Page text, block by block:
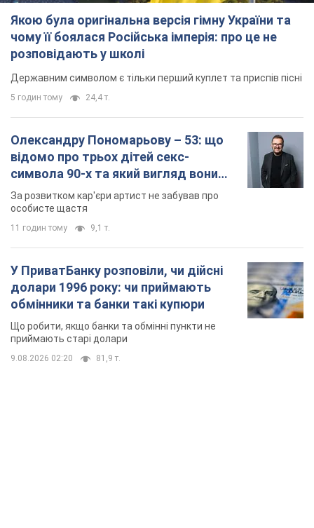
Якою була оригінальна версія гімну України та
чому її боялася Російська імперія: про це не
розповідають у школі
Державним символом є тільки перший куплет та приспів пісні
5 годин тому 24,4 т.
Олександру Пономарьову – 53: що
відомо про трьох дітей секс-
символа 90-х та який вигляд вони
мають
За розвитком кар'єри артист не забував про
особисте щастя
11 годин тому 9,1 т.
У ПриватБанку розповіли, чи дійсні
долари 1996 року: чи приймають
обмінники та банки такі купюри
Що робити, якщо банки та обмінні пункти не
приймають старі долари
9.08.2026 02:20 81,9 т.